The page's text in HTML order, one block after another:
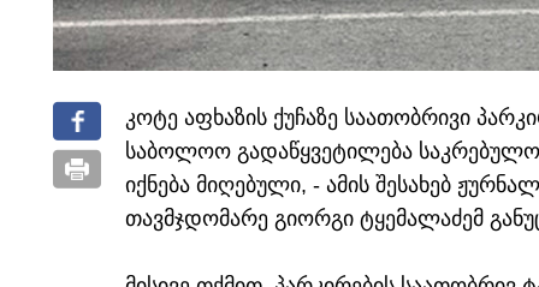
კოტე აფხაზის ქუჩაზე საათობრივი
საბოლოო გადაწყვეტილება
იქნება მიღებული, - ამის შესახებ
თავმჯდომარე გიორგი ტყემალაძემ